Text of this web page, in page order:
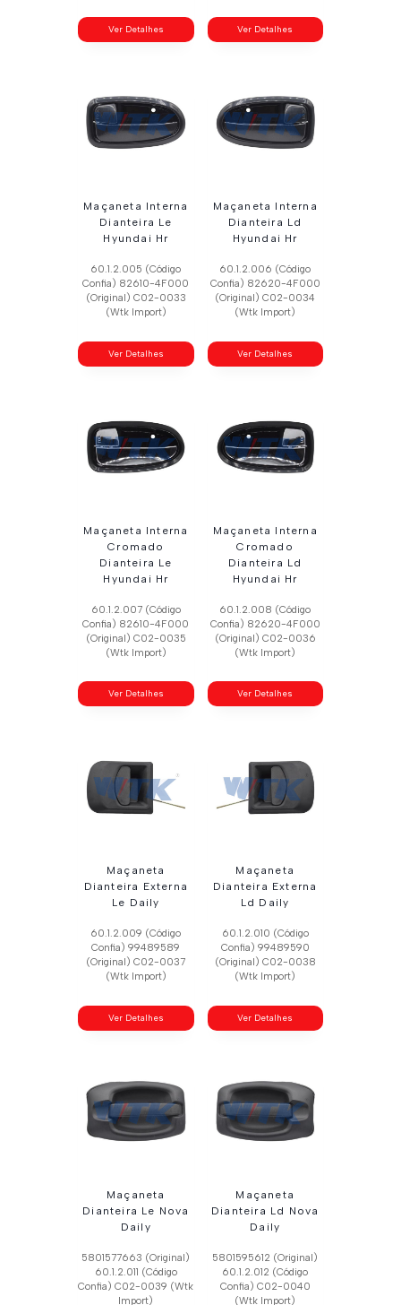
Ver Detalhes Ver Detalhes
Maçaneta Interna
Dianteira Le
Hyundai Hr
60.1.2.005 (Código
Confia) 82610-4F000
(Original) C02-0033
(Wtk Import)
Ver Detalhes
Maçaneta Interna
Dianteira Ld
Hyundai Hr
60.1.2.006 (Código
Confia) 82620-4F000
(Original) C02-0034
(Wtk Import)
Ver Detalhes
Maçaneta Interna
Cromado
Dianteira Le
Hyundai Hr
60.1.2.007 (Código
Confia) 82610-4F000
(Original) C02-0035
(Wtk Import)
Ver Detalhes
Maçaneta Interna
Cromado
Dianteira Ld
Hyundai Hr
60.1.2.008 (Código
Confia) 82620-4F000
(Original) C02-0036
(Wtk Import)
Ver Detalhes
Maçaneta
Dianteira Externa
Le Daily
60.1.2.009 (Código
Confia) 99489589
(Original) C02-0037
(Wtk Import)
Ver Detalhes
Maçaneta
Dianteira Externa
Ld Daily
60.1.2.010 (Código
Confia) 99489590
(Original) C02-0038
(Wtk Import)
Ver Detalhes
Maçaneta
Dianteira Le Nova
Daily
5801577663 (Original)
60.1.2.011 (Código
Confia) C02-0039 (Wtk
Import)
Maçaneta
Dianteira Ld Nova
Daily
5801595612 (Original)
60.1.2.012 (Código
Confia) C02-0040
(Wtk Import)